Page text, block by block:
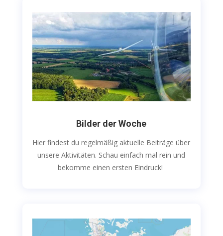
Bilder der Woche
Hier findest du regelmäßig aktuelle Beiträge über
unsere Aktivitäten. Schau einfach mal rein und
bekomme einen ersten Eindruck!